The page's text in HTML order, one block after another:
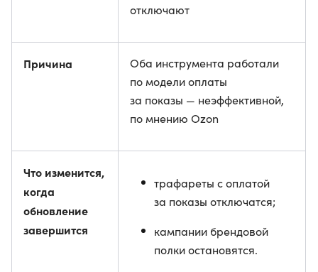
отключают
Причина
Оба инструмента работали
по модели оплаты
за показы — неэффективной,
по мнению Ozon
Что изменится,
когда
обновление
завершится
трафареты с оплатой
за показы отключатся;
кампании брендовой
полки остановятся.